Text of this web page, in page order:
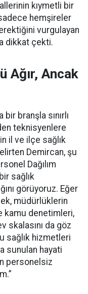
kıymetli bir
hemşireler
vurgulayan
dikkat çekti.
Ağır, Ancak
branşla sınırlı
teknisyenlere
il ve ilçe sağlık
Demircan, şu
Dağılım
sağlık
görüyoruz. Eğer
müdürlüklerin
kamu denetimleri,
skalasını da göz
sağlık hizmetleri
sunulan hayati
personelsiz